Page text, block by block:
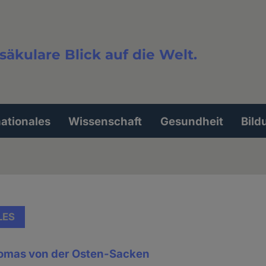
Blick auf die Welt.
Wissenschaft Gesundheit
von der Osten-Sacken